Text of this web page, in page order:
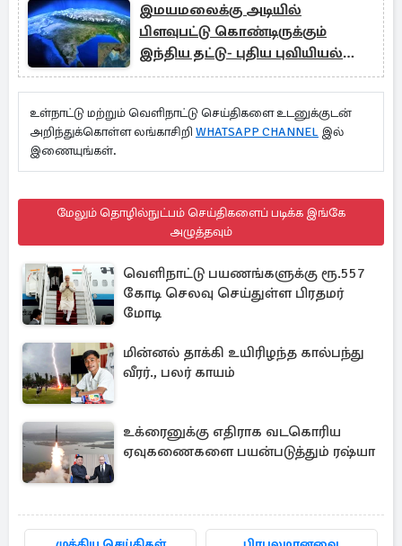
இமயமலைக்கு அடியில்
பிளவுபட்டு கொண்டிருக்கும்
இந்திய தட்டு- புதிய புவியியல்
கண்டுபிடிப்பு
உள்நாட்டு மற்றும் வெளிநாட்டு செய்திகளை உடனுக்குடன்
அறிந்துக்கொள்ள லங்காசிறி WHATSAPP CHANNEL இல்
இணையுங்கள்.
மேலும் தொழில்நுட்பம் செய்திகளைப் படிக்க இங்கே
அழுத்தவும்
வெளிநாட்டு பயணங்களுக்கு ரூ.557
கோடி செலவு செய்துள்ள பிரதமர்
மோடி
மின்னல் தாக்கி உயிரிழந்த கால்பந்து
வீரர்., பலர் காயம்
உக்ரைனுக்கு எதிராக வடகொரிய
ஏவுகணைகளை பயன்படுத்தும் ரஷ்யா